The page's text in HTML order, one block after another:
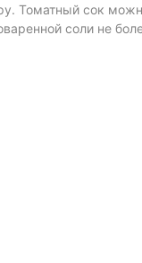
Томатный сок
соли не